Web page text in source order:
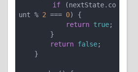
if (nextState.co
unt % 2 === 0) {
return true;
return false;